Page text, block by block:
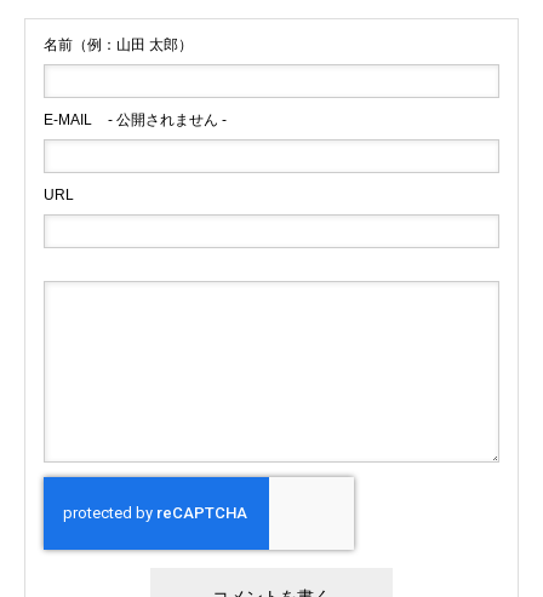
名前（例：山田 太郎）
E-MAIL - 公開されません -
URL